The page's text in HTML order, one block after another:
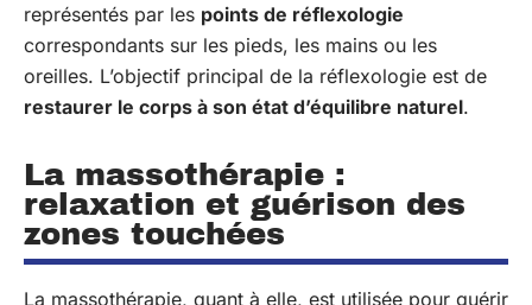
représentés par les points de réflexologie
correspondants sur les pieds, les mains ou les
oreilles. L’objectif principal de la réflexologie est de
restaurer le corps à son état d’équilibre naturel.
La massothérapie :
relaxation et guérison des
zones touchées
La massothérapie, quant à elle, est utilisée pour guérir